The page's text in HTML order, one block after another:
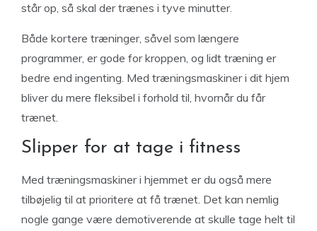
står op, så skal der trænes i tyve minutter.
Både kortere træninger, såvel som længere
programmer, er gode for kroppen, og lidt træning er
bedre end ingenting. Med træningsmaskiner i dit hjem
bliver du mere fleksibel i forhold til, hvornår du får
trænet.
Slipper for at tage i fitness
Med træningsmaskiner i hjemmet er du også mere
tilbøjelig til at prioritere at få trænet. Det kan nemlig
nogle gange være demotiverende at skulle tage helt til